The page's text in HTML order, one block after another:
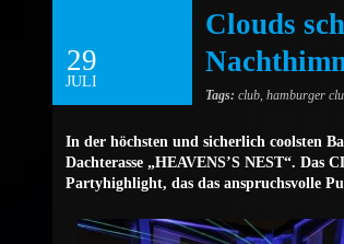
29
JULI
Clouds
Tags: club, hamburger
In der höchsten und sicherlich coolsten
Dachterasse „HEAVENS’S NEST“. Das
Partyhighlight, das das anspruchsvolle